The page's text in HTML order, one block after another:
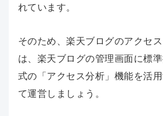
れています。
そのため、楽天ブログのアクセ
は、楽天ブログの管理画面に標
式の「アクセス分析」機能を活
て運営しましょう。